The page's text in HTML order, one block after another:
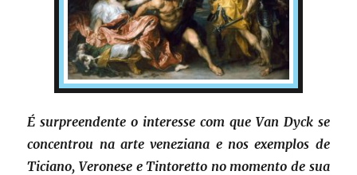
É surpreendente o interesse com que Van Dyck se
concentrou na arte veneziana e nos exemplos de
Ticiano, Veronese e Tintoretto no momento de sua